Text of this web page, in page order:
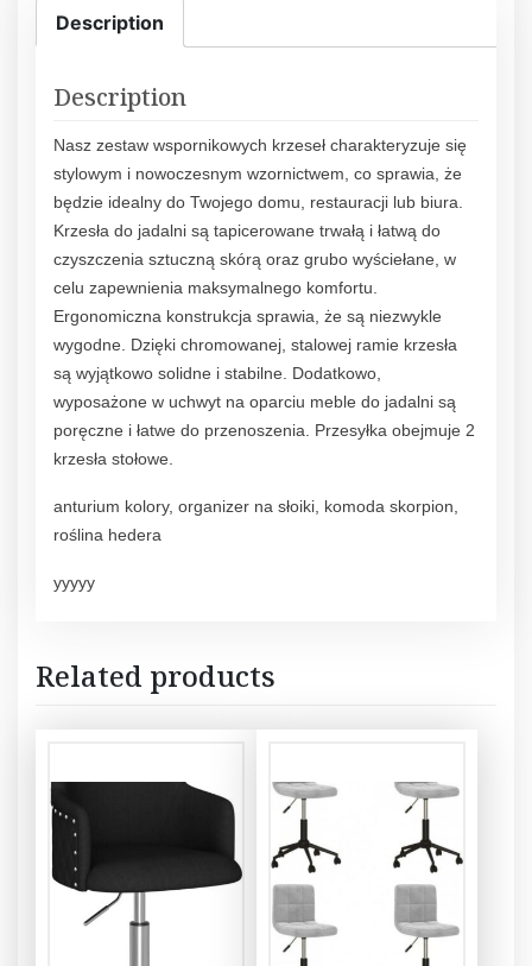
Description
Description
Nasz zestaw wspornikowych krzeseł charakteryzuje się
stylowym i nowoczesnym wzornictwem, co sprawia, że
będzie idealny do Twojego domu, restauracji lub biura.
Krzesła do jadalni są tapicerowane trwałą i łatwą do
czyszczenia sztuczną skórą oraz grubo wyściełane, w
celu zapewnienia maksymalnego komfortu.
Ergonomiczna konstrukcja sprawia, że są niezwykle
wygodne. Dzięki chromowanej, stalowej ramie krzesła
są wyjątkowo solidne i stabilne. Dodatkowo,
wyposażone w uchwyt na oparciu meble do jadalni są
poręczne i łatwe do przenoszenia. Przesyłka obejmuje 2
krzesła stołowe.
anturium kolory, organizer na słoiki, komoda skorpion,
roślina hedera
yyyyy
Related products